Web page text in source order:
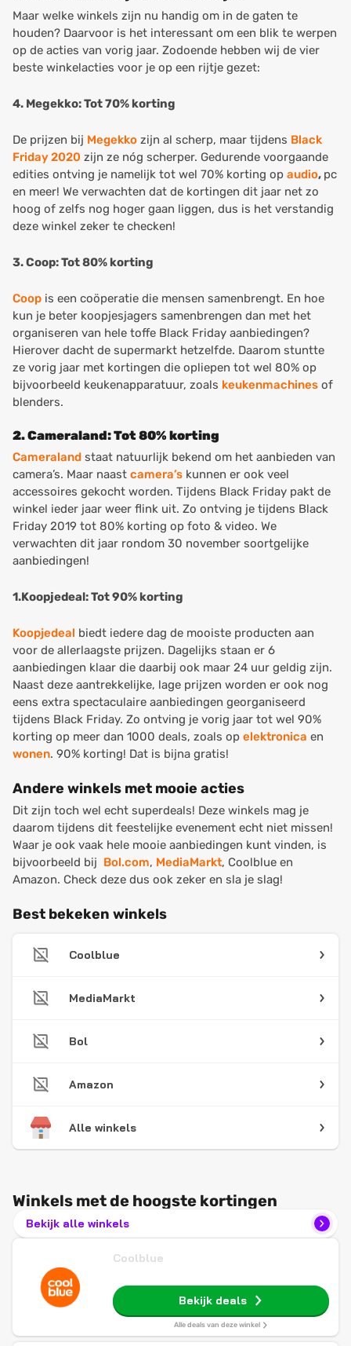
Maar welke winkels zijn nu handig om in de gaten te
houden? Daarvoor is het interessant om een blik te werpen
op de acties van vorig jaar. Zodoende hebben wij de vier
beste winkelacties voor je op een rijtje gezet:
4. Megekko: Tot 70% korting
De prijzen bij Megekko zijn al scherp, maar tijdens Black
Friday 2020 zijn ze nóg scherper. Gedurende voorgaande
edities ontving je namelijk tot wel 70% korting op audio, pc
en meer! We verwachten dat de kortingen dit jaar net zo
hoog of zelfs nog hoger gaan liggen, dus is het verstandig
deze winkel zeker te checken!
3. Coop: Tot 80% korting
Coop is een coöperatie die mensen samenbrengt. En hoe
kun je beter koopjesjagers samenbrengen dan met het
organiseren van hele toffe Black Friday aanbiedingen?
Hierover dacht de supermarkt hetzelfde. Daarom stuntte
ze vorig jaar met kortingen die opliepen tot wel 80% op
bijvoorbeeld keukenapparatuur, zoals keukenmachines of
blenders.
2. Cameraland: Tot 80% korting
Cameraland staat natuurlijk bekend om het aanbieden van
camera’s. Maar naast camera’s kunnen er ook veel
accessoires gekocht worden. Tijdens Black Friday pakt de
winkel ieder jaar weer flink uit. Zo ontving je tijdens Black
Friday 2019 tot 80% korting op foto & video. We
verwachten dit jaar rondom 30 november soortgelijke
aanbiedingen!
1.Koopjedeal: Tot 90% korting
Koopjedeal biedt iedere dag de mooiste producten aan
voor de allerlaagste prijzen. Dagelijks staan er 6
aanbiedingen klaar die daarbij ook maar 24 uur geldig zijn.
Naast deze aantrekkelijke, lage prijzen worden er ook nog
eens extra spectaculaire aanbiedingen georganiseerd
tijdens Black Friday. Zo ontving je vorig jaar tot wel 90%
korting op meer dan 1000 deals, zoals op elektronica en
wonen. 90% korting! Dat is bijna gratis!
Andere winkels met mooie acties
Dit zijn toch wel echt superdeals! Deze winkels mag je
daarom tijdens dit feestelijke evenement echt niet missen!
Waar je ook vaak hele mooie aanbiedingen kunt vinden, is
bijvoorbeeld bij Bol.com, MediaMarkt, Coolblue en
Amazon. Check deze dus ook zeker en sla je slag!
Best bekeken winkels
Coolblue
MediaMarkt
Bol
Amazon
Alle winkels
Winkels met de hoogste kortingen
Bekijk alle winkels
Coolblue
Bekijk deals
Alle deals van deze winkel